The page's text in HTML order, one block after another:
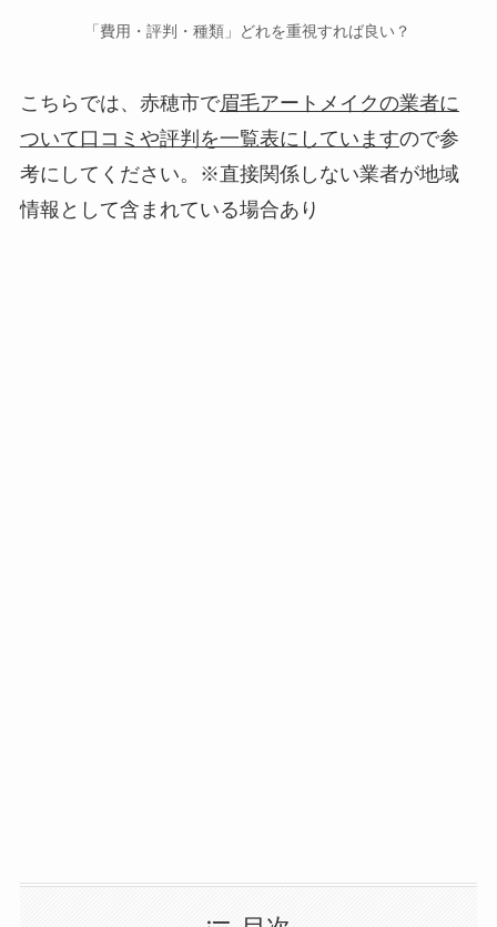
「費用・評判・種類」どれを重視すれば良い？
こちらでは、赤穂市で眉毛アートメイクの業者に
ついて口コミや評判を一覧表にしていますので参
考にしてください。※直接関係しない業者が地域
情報として含まれている場合あり